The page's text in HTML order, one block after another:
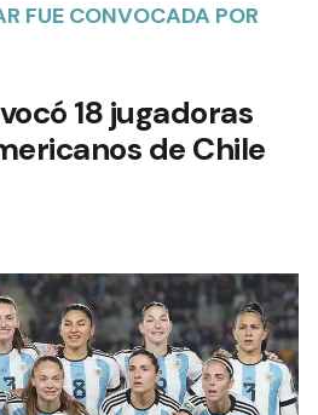
FUE CONVOCADA POR
18 jugadoras
de Chile